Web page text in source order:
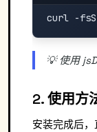
💡 使用
2. 使用方
安装完成后，